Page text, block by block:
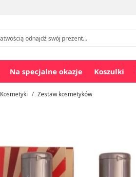
Na specjalne okazje Koszulki
Kosmetyki Zestaw kosmetyków